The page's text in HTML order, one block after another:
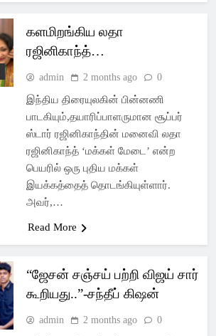
களமிறங்கிய லதா
ரஜினிகாந்த்…
admin 2 months ago 0
இந்திய திரையுலகின் பின்னணி
பாடகியும்,தயாரிப்பாளருமான சூப்பர்
ஸ்டார் ரஜினிகாந்தின் மனைவி லதா
ரஜினிகாந்த் ‘மக்கள் மேடை’ என்ற
பெயரில் ஒரு புதிய மக்கள்
இயக்கத்தைத் தொடங்கியுள்ளார்.
அவர்,…
Read More
“ஜேசன் சஞ்சய் பற்றி விஜய் சார்
கூறியது..”-சந்தீப் கிஷன்
admin 2 months ago 0